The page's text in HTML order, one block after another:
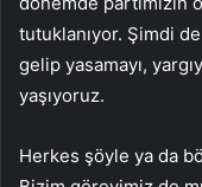
tutuklanıyor. Şimdi
gelip yasamayı,
yaşıyoruz.
Herkes şöyle ya da